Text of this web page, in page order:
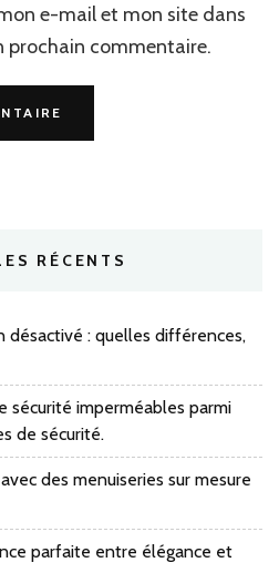
e-mail et mon site dans
prochain commentaire.
RÉCENTS
: quelles différences,
sécurité imperméables parmi
de sécurité.
des menuiseries sur mesure
parfaite entre élégance et